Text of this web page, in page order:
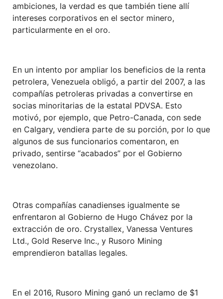
ambiciones, la verdad es que también tiene allí
intereses corporativos en el sector minero,
particularmente en el oro.
En un intento por ampliar los beneficios de la renta
petrolera, Venezuela obligó, a partir del 2007, a las
compañías petroleras privadas a convertirse en
socias minoritarias de la estatal PDVSA. Esto
motivó, por ejemplo, que Petro-Canada, con sede
en Calgary, vendiera parte de su porción, por lo que
algunos de sus funcionarios comentaron, en
privado, sentirse “acabados” por el Gobierno
venezolano.
Otras compañías canadienses igualmente se
enfrentaron al Gobierno de Hugo Chávez por la
extracción de oro. Crystallex, Vanessa Ventures
Ltd., Gold Reserve Inc., y Rusoro Mining
emprendieron batallas legales.
En el 2016, Rusoro Mining ganó un reclamo de $1